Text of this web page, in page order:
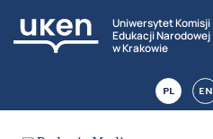
Uniwersytet Komisji
Edukacji Narodowej
w Krakowie
PL EN